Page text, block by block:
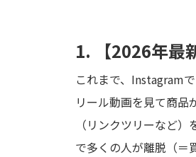
1. 【2026年最
これまで、Instagram
リール動画を見て商
（リンクツリーなど
で多くの人が離脱（＝